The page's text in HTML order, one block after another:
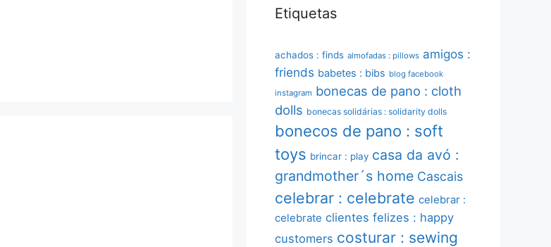
Etiquetas
achados : finds almofadas : pillows amigos :
friends babetes : bibs blog facebook
instagram bonecas de pano : cloth
dolls bonecas solidárias : solidarity dolls
bonecos de pano : soft
toys brincar : play casa da avó :
grandmother´s home Cascais
celebrar : celebrate celebrar :
celebrate clientes felizes : happy
customers costurar : sewing